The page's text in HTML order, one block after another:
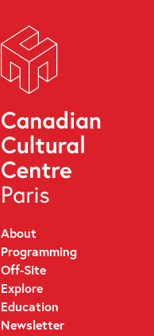
About
Programming
Off-Site
Explore
Education
Newsletter